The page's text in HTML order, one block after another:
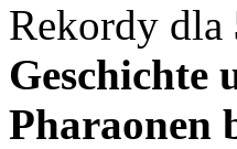
Rekordy dla
Geschichte
Pharaonen